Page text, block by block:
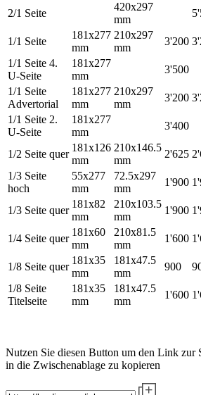
2/1 Seite
420x297
mm
1/1 Seite
181x277
mm
210x297
mm
3'200
1/1 Seite 4.
U-Seite
181x277
mm
3'500
1/1 Seite
Advertorial
181x277
mm
210x297
mm
3'200
1/1 Seite 2.
U-Seite
181x277
mm
3'400
1/2 Seite quer
181x126
mm
210x146.5
mm
2'625
1/3 Seite
hoch
55x277
mm
72.5x297
mm
1'900
1/3 Seite quer
181x82
mm
210x103.5
mm
1'900
1/4 Seite quer
181x60
mm
210x81.5
mm
1'600
1/8 Seite quer
181x35
mm
181x47.5
mm
900
1/8 Seite
Titelseite
181x35
mm
181x47.5
mm
1'600
Nutzen Sie diesen Button um den Link zur
in die Zwischenablage zu kopieren